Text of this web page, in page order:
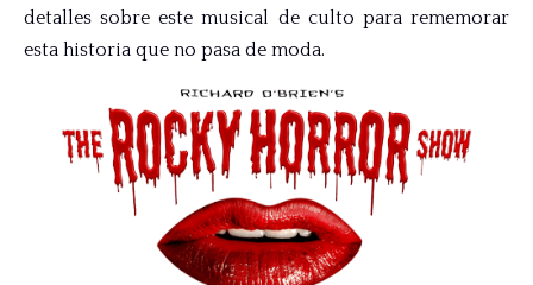
detalles sobre este musical de culto para rememorar
esta historia que no pasa de moda.